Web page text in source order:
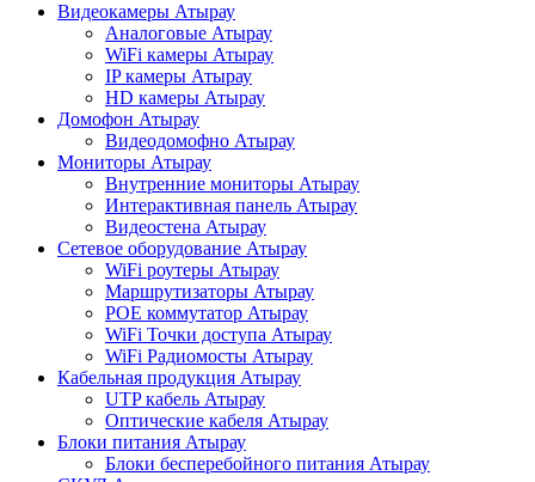
Видеокамеры Атырау
Аналоговые Атырау
WiFi камеры Атырау
IP камеры Атырау
HD камеры Атырау
Домофон Атырау
Видеодомофно Атырау
Мониторы Атырау
Внутренние мониторы Атырау
Интерактивная панель Атырау
Видеостена Атырау
Сетевое оборудование Атырау
WiFi роутеры Атырау
Маршрутизаторы Атырау
POE коммутатор Атырау
WiFi Точки доступа Атырау
WiFi Радиомосты Атырау
Кабельная продукция Атырау
UTP кабель Атырау
Оптические кабеля Атырау
Блоки питания Атырау
Блоки бесперебойного питания Атырау